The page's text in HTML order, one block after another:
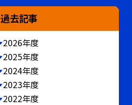
過去記事
2026年度
2025年度
2024年度
2023年度
2022年度